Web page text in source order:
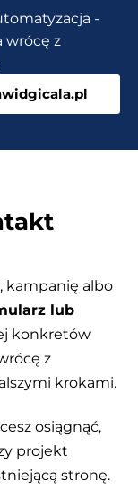
-
wrócę z
kampanię albo
lub
konkretów
z
krokami.
osiągnąć,
projekt
stronę.